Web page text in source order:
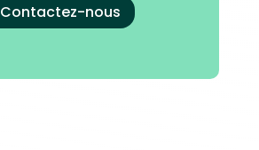
Contactez-nous